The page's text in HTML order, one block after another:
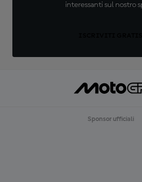
interessanti sul nostro
Sponsor ufficiali